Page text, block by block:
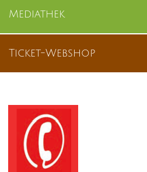
Mediathek
Ticket-Webshop